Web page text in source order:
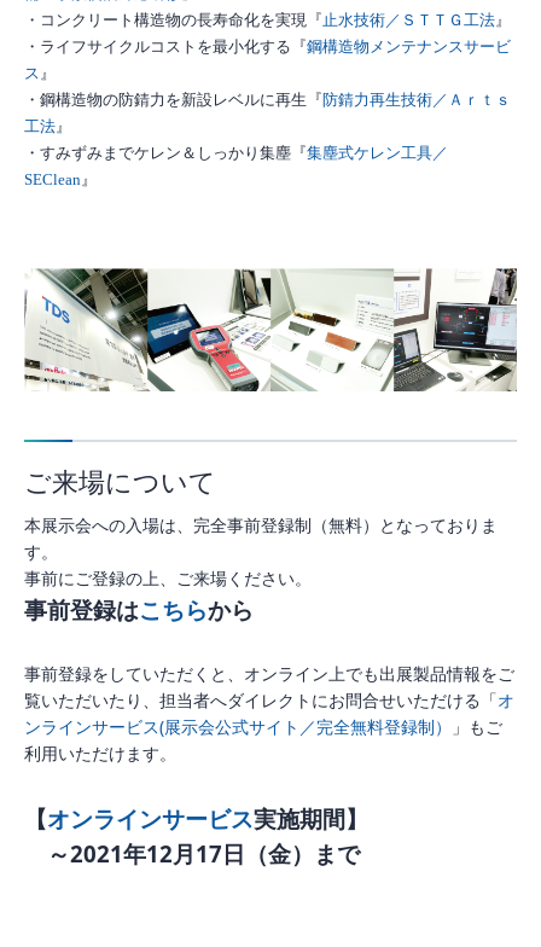
・コンクリート構造物の長寿命化を実現『止水技術／ ＳＴＴＧ工法』
・ライフサイクルコストを最小化する『鋼構造物メンテナンスサービ
ス』
・鋼構造物の防錆力を新設レベルに再生『防錆力再生技術／ Ａｒｔｓ
工法』
・すみずみまでケレン＆しっかり集塵『集塵式ケレン工具／
SEClean』
ご来場について
本展示会への入場は、完全事前登録制（無料）となっておりま
す。
事前にご登録の上、ご来場ください。
事前登録はこちらから
事前登録をしていただくと、オンライン上でも出展製品情報をご
覧いただいたり、担当者へダイレクトにお問合せいただける「オ
ンラインサービス(展示会公式サイト／完全無料登録制）
」もご
利用いただけます。
【オンラインサービス実施期間】
～2021年12月17日（金）まで